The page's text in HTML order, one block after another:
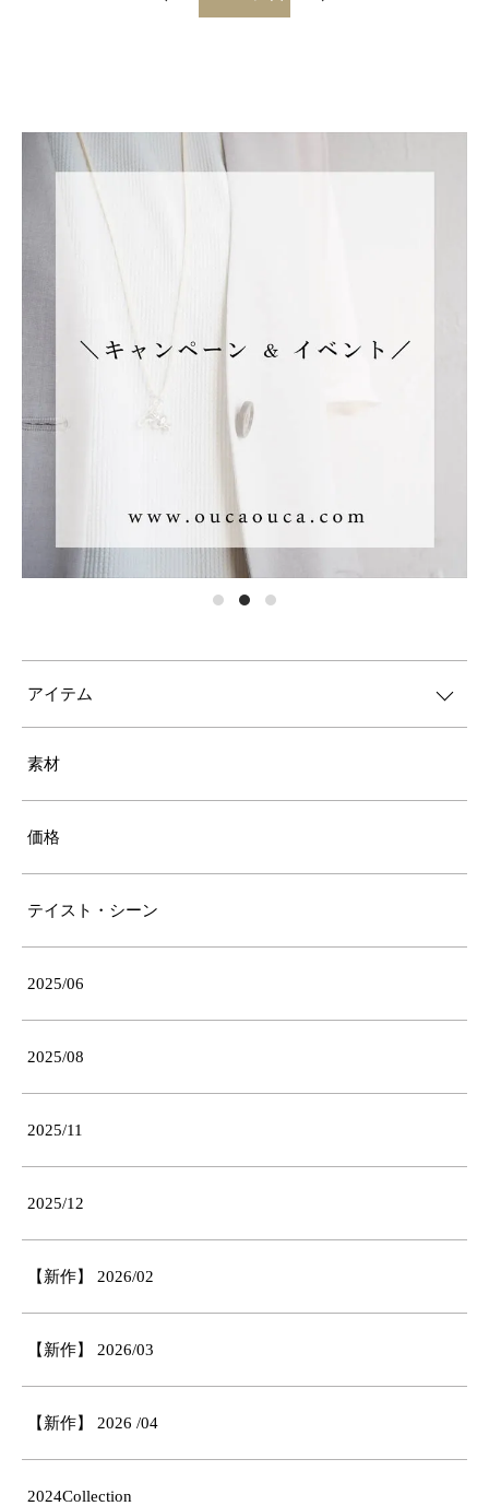
アイテム
素材
価格
テイスト・シーン
2025/06
2025/08
2025/11
2025/12
【新作】 2026/02
【新作】 2026/03
【新作】 2026 /04
2024Collection